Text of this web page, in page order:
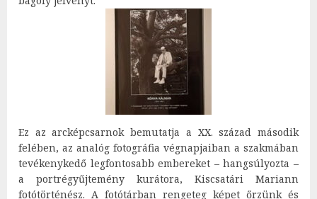
Ez az arcképcsarnok bemutatja a XX. század második
felében, az analóg fotográfia végnapjaiban a szakmában
tevékenykedő legfontosabb embereket – hangsúlyozta –
a portrégyűjtemény kurátora, Kiscsatári Mariann
fotótörténész. A fotótárban rengeteg képet őrzünk és